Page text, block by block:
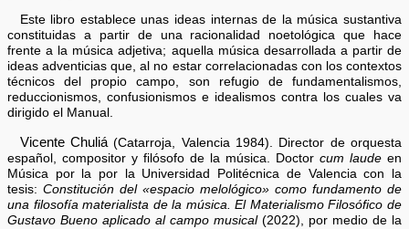
Este libro establece unas ideas internas de la música sustantiva
constituidas a partir de una racionalidad noetológica que hace
frente a la música adjetiva; aquella música desarrollada a partir de
ideas adventicias que, al no estar correlacionadas con los contextos
técnicos del propio campo, son refugio de fundamentalismos,
reduccionismos, confusionismos e idealismos contra los cuales va
dirigido el Manual.
Vicente Chuliá(Catarroja, Valencia 1984). Director de orquesta
español, compositor y filósofo de la música. Doctor cum laudeen
Música por la por la Universidad Politécnica de Valencia con la
tesis:Constitución del «espacio melológico» como fundamento de
una filosofía materialista de la música. El Materialismo Filosófico de
Gustavo Bueno aplicado al campo musical(2022), por medio de la